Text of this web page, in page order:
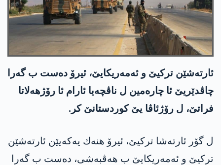
ئارته‌شێن تركیێ و ئه‌مه‌ریكایێ، ئیرۆ ده‌ست ب گه‌را
چاڤدێریێ ئا چاره‌مین ل ناڤچه‌یا ئارام ئا رۆژهه‌لاتا
فراتێ، ل رۆژئاڤا یێ كوردستانێ كر.
ل گۆر ئارته‌شا تركیێ، ئیرۆ هنه‌ك یه‌كه‌یێن ئارته‌شێن
تركیێ و ئه‌مه‌ریكایێ ب هه‌ڤبه‌شی، ده‌ست ب گه‌را